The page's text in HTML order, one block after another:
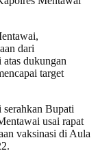
dari
dukungan
target
serahkan Bupati
usai rapat
vaksinasi di Aula